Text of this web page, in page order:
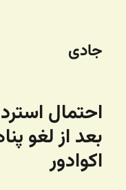
جادی
احتمال
بعد از لغو
اکوادور